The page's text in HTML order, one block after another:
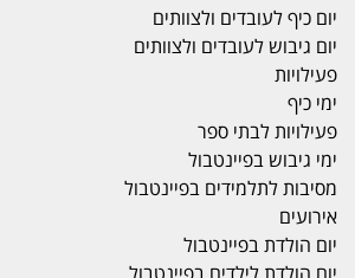
יום כיף לעובדים ולצוותים
יום גיבוש לעובדים ולצוותים
פעילויות
ימי כיף
פעילויות לבתי ספר
ימי גיבוש בפיינטבול
מסיבות לתלמידים בפיינטבול
אירועים
יום הולדת בפיינטבול